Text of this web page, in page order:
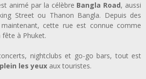
animé par la célèbre Bangla Road, aussi
Street ou Thanon Bangla. Depuis des
maintenant, cette rue est connue comme
à Phuket.
nightclubs et go-go bars, tout est
les yeux aux touristes.